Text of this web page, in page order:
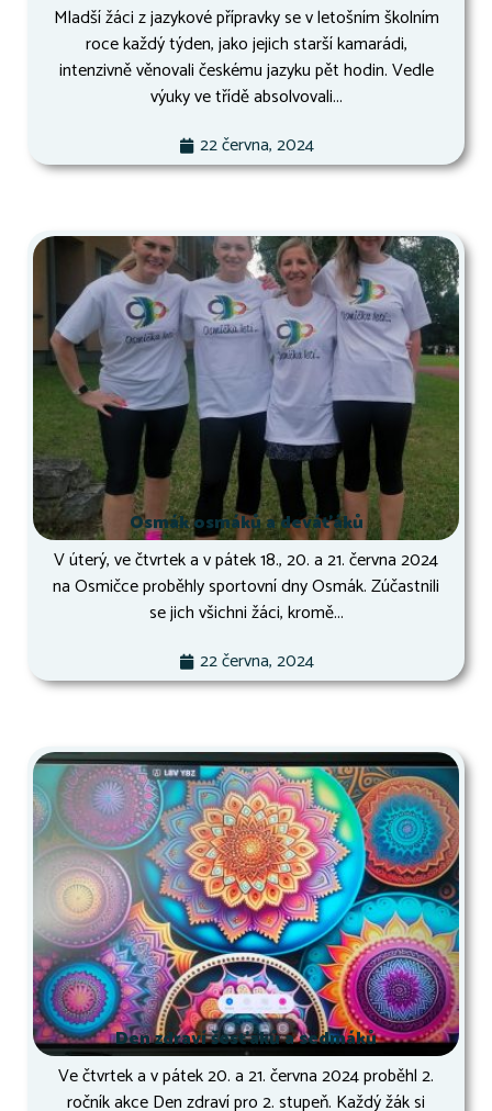
Mladší žáci z jazykové přípravky se v letošním školním
roce každý týden, jako jejich starší kamarádi,
intenzivně věnovali českému jazyku pět hodin. Vedle
výuky ve třídě absolvovali...
22 června, 2024
Osmák osmáků a deváťáků
V úterý, ve čtvrtek a v pátek 18., 20. a 21. června 2024
na Osmičce proběhly sportovní dny Osmák. Zúčastnili
se jich všichni žáci, kromě...
22 června, 2024
Den zdraví šesťáků a sedmáků
Ve čtvrtek a v pátek 20. a 21. června 2024 proběhl 2.
ročník akce Den zdraví pro 2. stupeň. Každý žák si